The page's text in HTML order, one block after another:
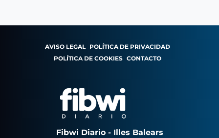
AVISO LEGAL POLÍTICA DE PRIVACIDAD
POLÍTICA DE COOKIES CONTACTO
Fibwi Diario - Illes Balears